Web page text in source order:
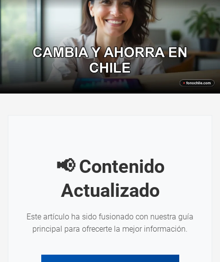
📢 Contenido
Actualizado
Este artículo ha sido fusionado con nuestra guía
principal para ofrecerte la mejor información.